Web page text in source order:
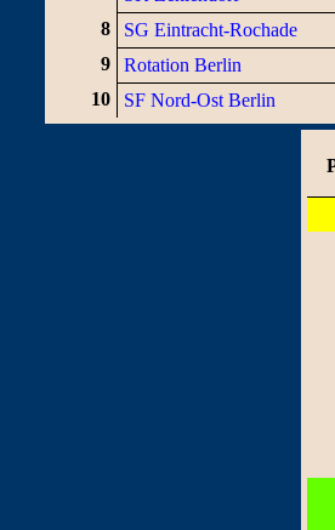
8
SG Eintracht-Rochade
9
Rotation Berlin
10
SF Nord-Ost Berlin